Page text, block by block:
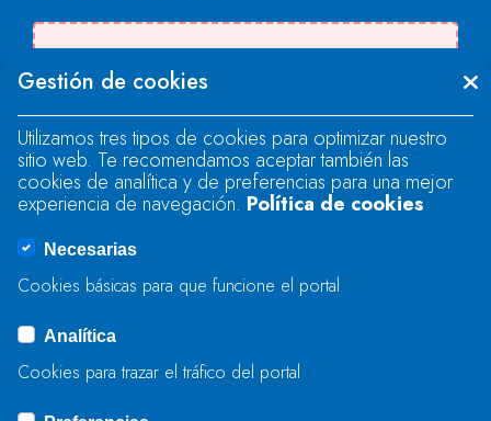
"text".
Se produjo un error al cargar el campo
"text".
Se produjo un error al cargar el campo
ENVIAR
Gestión de cookies
Utilizamos tres tipos de cookies para optimizar nuestro
sitio web. Te recomendamos aceptar también las
cookies de analítica y de preferencias para una mejor
experiencia de navegación. Política de cookies
Necesarias
Cookies básicas para que funcione el portal
Analítica
Cookies para trazar el tráfico del portal